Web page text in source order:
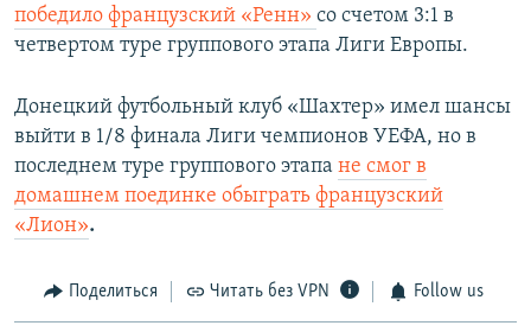
победило французский «Ренн» со счетом 3:1 в
четвертом туре группового этапа Лиги Европы.
Донецкий футбольный клуб «Шахтер» имел шансы
выйти в 1/8 финала Лиги чемпионов УЕФА, но в
последнем туре группового этапа не смог в
домашнем поединке обыграть французский
«Лион».
Поделиться Читать без VPN Follow us